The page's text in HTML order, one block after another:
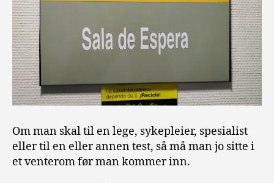
Om man skal til en lege, sykepleier, spesialist
eller til en eller annen test, så må man jo sitte i
et venterom før man kommer inn.